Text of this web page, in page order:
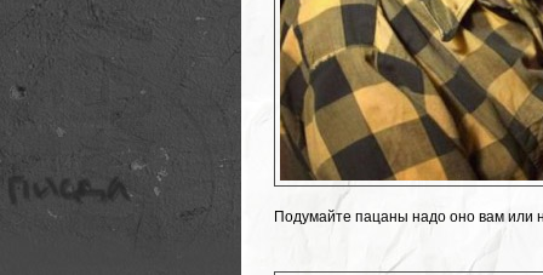
Подумайте пацаны надо оно вам или